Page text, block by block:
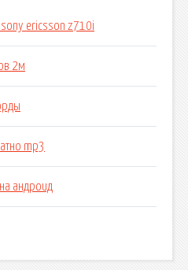
sony ericsson z710i
2м
mp3
андроид